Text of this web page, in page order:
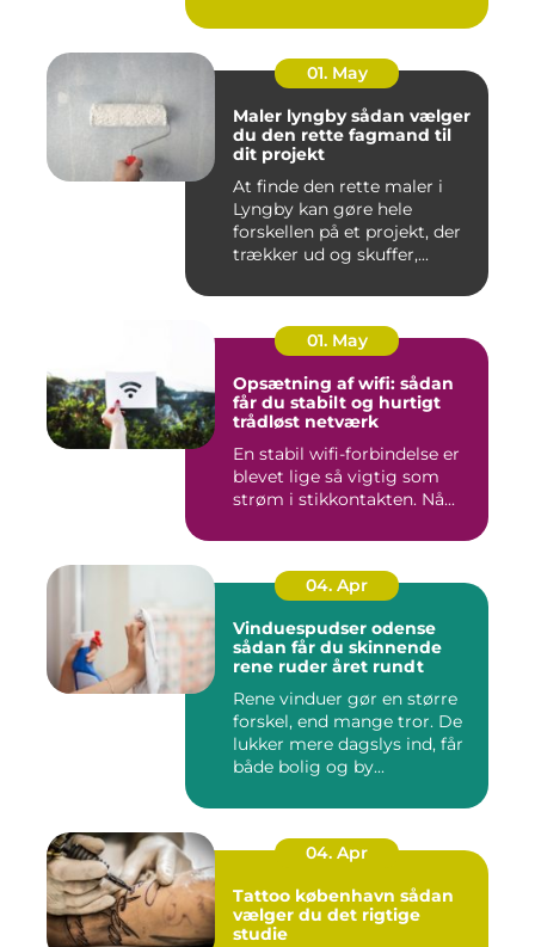
01. May
Maler lyngby sådan vælger
du den rette fagmand til
dit projekt
At finde den rette maler i
Lyngby kan gøre hele
forskellen på et projekt, der
trækker ud og skuffer,...
01. May
Opsætning af wifi: sådan
får du stabilt og hurtigt
trådløst netværk
En stabil wifi-forbindelse er
blevet lige så vigtig som
strøm i stikkontakten. Nå...
04. Apr
Vinduespudser odense
sådan får du skinnende
rene ruder året rundt
Rene vinduer gør en større
forskel, end mange tror. De
lukker mere dagslys ind, får
både bolig og by...
04. Apr
Tattoo københavn sådan
vælger du det rigtige
studie